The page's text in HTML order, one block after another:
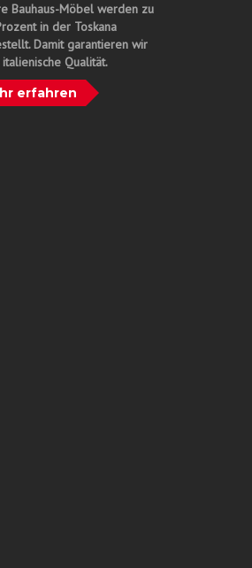
Bauhaus-Möbel werden zu
in der Toskana
Damit garantieren wir
Qualität.
erfahren